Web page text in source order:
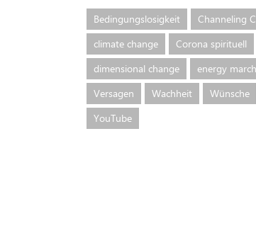
Bedingungslosigkeit
Channeling
climate change
Corona spirituell
dimensional change
energy
Versagen
Wachheit
Wünsche
YouTube